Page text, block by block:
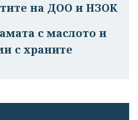
на ДОО и НЗОК
с маслото и
с храните